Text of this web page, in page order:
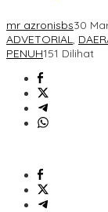
mr azronisbs30
ADVETORIAL,
PENUH151 Dilihat